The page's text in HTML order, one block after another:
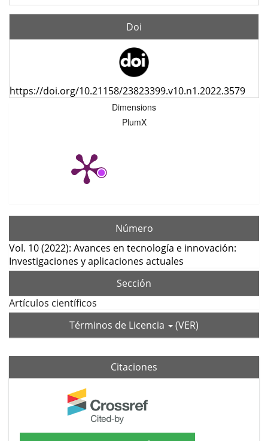
Doi
https://doi.org/10.21158/23823399.v10.n1.2022.3579
Dimensions
PlumX
Número
Vol. 10 (2022): Avances en tecnología e innovación:
Investigaciones y aplicaciones actuales
Sección
Artículos científicos
Términos de Licencia
(VER)
Citaciones